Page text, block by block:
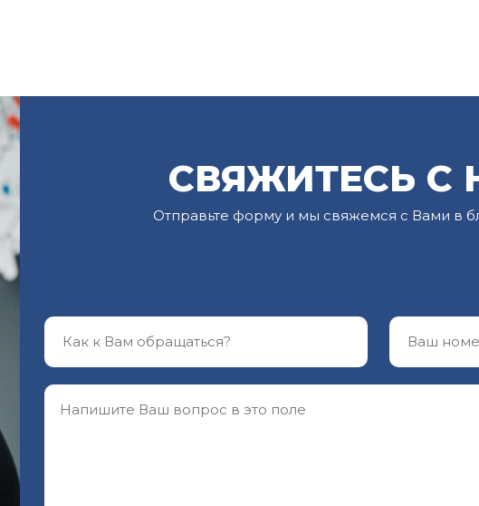
СВЯЖИТЕСЬ С
Отправьте форму и мы свяжемся с Вами в